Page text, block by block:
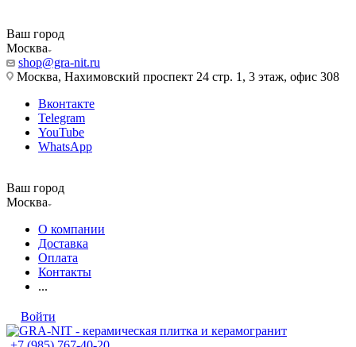
Ваш город
Москва
shop@gra-nit.ru
Москва, Нахимовский проспект 24 стр. 1, 3 этаж, офис 308
Вконтакте
Telegram
YouTube
WhatsApp
Ваш город
Москва
О компании
Доставка
Оплата
Контакты
...
Войти